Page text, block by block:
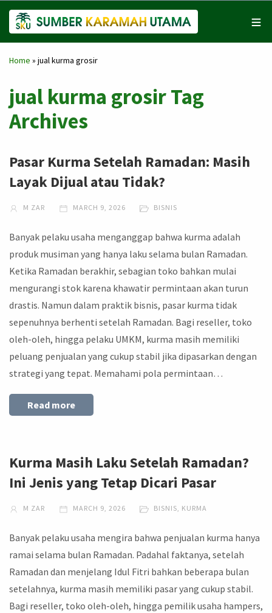
Home » jual kurma grosir
jual kurma grosir Tag
Archives
Pasar Kurma Setelah Ramadan: Masih
Layak Dijual atau Tidak?
M ZAR MARCH 9, 2026 BISNIS
Banyak pelaku usaha menganggap bahwa kurma adalah
produk musiman yang hanya laku selama bulan Ramadan.
Ketika Ramadan berakhir, sebagian toko bahkan mulai
mengurangi stok karena khawatir permintaan akan turun
drastis. Namun dalam praktik bisnis, pasar kurma tidak
sepenuhnya berhenti setelah Ramadan. Bagi reseller, toko
oleh-oleh, hingga pelaku UMKM, kurma masih memiliki
peluang penjualan yang cukup stabil jika dipasarkan dengan
strategi yang tepat. Memahami pola permintaan…
Read more
Kurma Masih Laku Setelah Ramadan?
Ini Jenis yang Tetap Dicari Pasar
M ZAR MARCH 9, 2026 BISNIS, KURMA
Banyak pelaku usaha mengira bahwa penjualan kurma hanya
ramai selama bulan Ramadan. Padahal faktanya, setelah
Ramadan dan menjelang Idul Fitri bahkan beberapa bulan
setelahnya, kurma masih memiliki pasar yang cukup stabil.
Bagi reseller, toko oleh-oleh, hingga pemilik usaha hampers,